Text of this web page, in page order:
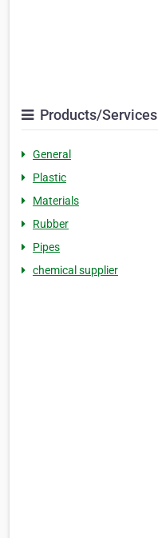
Products/Services
General
Plastic
Materials
Rubber
Pipes
chemical supplier